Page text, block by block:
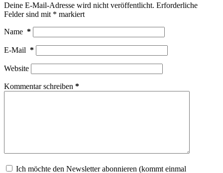
Deine E-Mail-Adresse wird nicht veröffentlicht. Erforderliche
Felder sind mit * markiert
Name *
E-Mail *
Website
Kommentar schreiben *
Ich möchte den Newsletter abonnieren (kommt einmal